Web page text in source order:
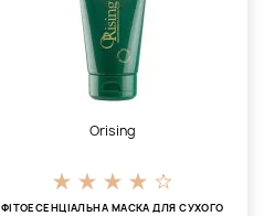
Orising
ФІТОЕСЕНЦІАЛЬНА МАСКА ДЛЯ СУХОГО